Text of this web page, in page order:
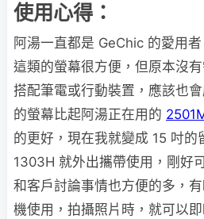
使用心得：
阿湯一直都是 GeChic 的愛用
這類的螢幕很方便，但原本沒
搭配筆電或行動裝置，應該也
的螢幕比起阿湯正在用的
的更好，現在我就變成 15 吋
1303H 就外出攜帶使用，剛好
和客戶討論事情也方便的多，
機使用，拍攝照片時，就可以